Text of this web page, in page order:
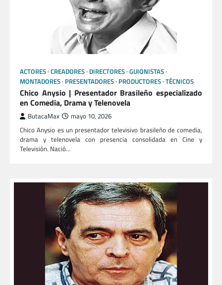
ACTORES CREADORES DIRECTORES GUIONISTAS
MONTADORES PRESENTADORES PRODUCTORES TÉCNICOS
Chico Anysio | Presentador Brasileño especializado
en Comedia, Drama y Telenovela
ButacaMax mayo 10, 2026
Chico Anysio es un presentador televisivo brasileño de comedia,
drama y telenovela con presencia consolidada en Cine y
Televisión. Nació…